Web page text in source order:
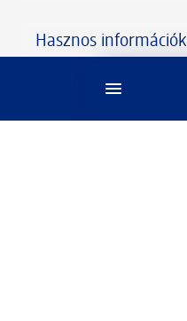
Hasznos információk